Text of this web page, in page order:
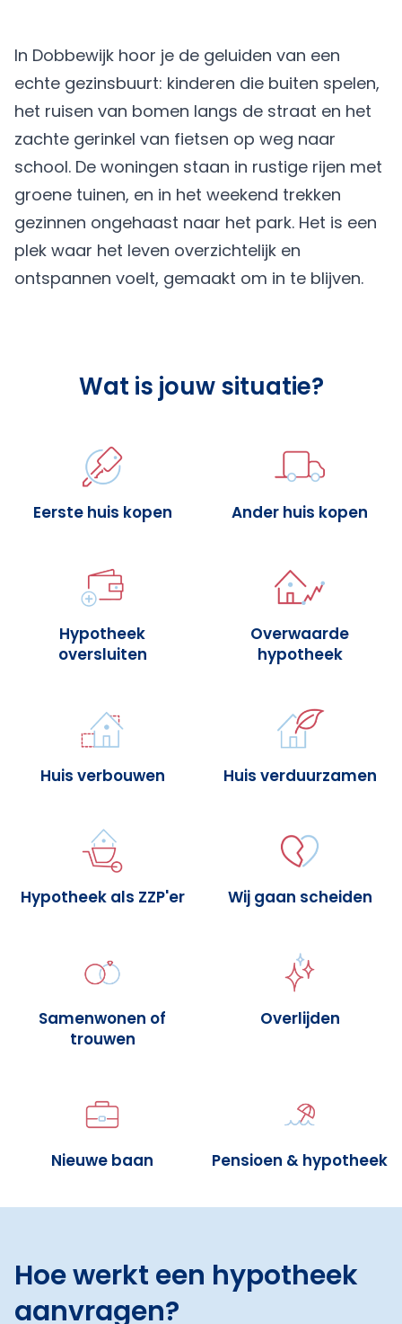
In Dobbewijk hoor je de geluiden van een
echte gezinsbuurt: kinderen die buiten spelen,
het ruisen van bomen langs de straat en het
zachte gerinkel van fietsen op weg naar
school. De woningen staan in rustige rijen met
groene tuinen, en in het weekend trekken
gezinnen ongehaast naar het park. Het is een
plek waar het leven overzichtelijk en
ontspannen voelt, gemaakt om in te blijven.
Wat is jouw situatie?
Eerste huis kopen Ander huis kopen
Hypotheek
oversluiten
Overwaarde
hypotheek
Huis verbouwen Huis verduurzamen
Hypotheek als ZZP'er Wij gaan scheiden
Samenwonen of
trouwen
Overlijden
Nieuwe baan Pensioen & hypotheek
Hoe werkt een hypotheek
aanvragen?